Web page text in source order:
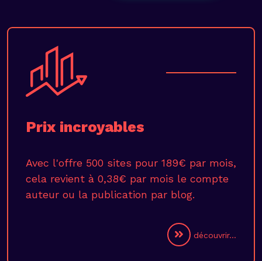
Prix incroyables
Avec l'offre 500 sites pour 189€ par mois,
cela revient à 0,38€ par mois le compte
auteur ou la publication par blog.
découvrir...